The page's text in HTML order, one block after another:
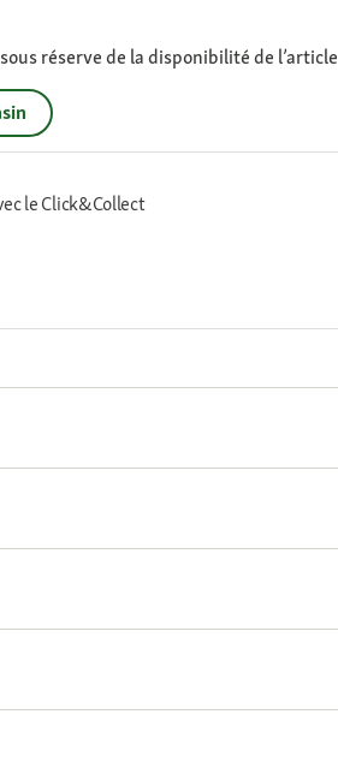
réserve de la disponibilité de l’article
le Click&Collect